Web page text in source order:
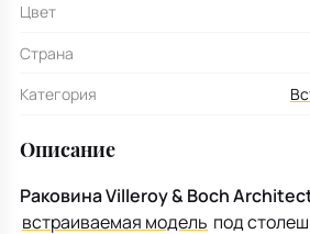
Цвет
Страна
Категория
Описание
Раковина Villeroy & Boch
встраиваемая модель под